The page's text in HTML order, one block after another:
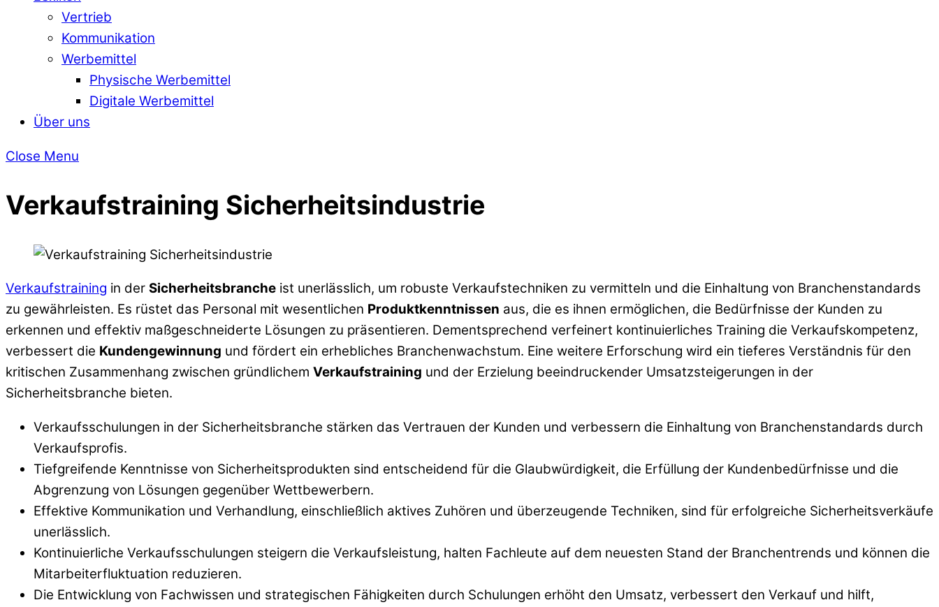
Vertrieb
Kommunikation
Werbemittel
Physische Werbemittel
Digitale Werbemittel
Über uns
Close Menu
Verkaufstraining Sicherheitsindustrie
Verkaufstraining in der Sicherheitsbranche ist unerlässlich, um robuste Verkaufstechniken zu vermitteln und die Einhaltung von Branchenstandards
zu gewährleisten. Es rüstet das Personal mit wesentlichen Produktkenntnissen aus, die es ihnen ermöglichen, die Bedürfnisse der Kunden zu
erkennen und effektiv maßgeschneiderte Lösungen zu präsentieren. Dementsprechend verfeinert kontinuierliches Training die Verkaufskompetenz,
verbessert die Kundengewinnung und fördert ein erhebliches Branchenwachstum. Eine weitere Erforschung wird ein tieferes Verständnis für den
kritischen Zusammenhang zwischen gründlichem Verkaufstraining und der Erzielung beeindruckender Umsatzsteigerungen in der
Sicherheitsbranche bieten.
Verkaufsschulungen in der Sicherheitsbranche stärken das Vertrauen der Kunden und verbessern die Einhaltung von Branchenstandards durch
Verkaufsprofis.
Tiefgreifende Kenntnisse von Sicherheitsprodukten sind entscheidend für die Glaubwürdigkeit, die Erfüllung der Kundenbedürfnisse und die
Abgrenzung von Lösungen gegenüber Wettbewerbern.
Effektive Kommunikation und Verhandlung, einschließlich aktives Zuhören und überzeugende Techniken, sind für erfolgreiche Sicherheitsverkäufe
unerlässlich.
Kontinuierliche Verkaufsschulungen steigern die Verkaufsleistung, halten Fachleute auf dem neuesten Stand der Branchentrends und können die
Mitarbeiterfluktuation reduzieren.
Die Entwicklung von Fachwissen und strategischen Fähigkeiten durch Schulungen erhöht den Umsatz, verbessert den Verkauf und hilft,